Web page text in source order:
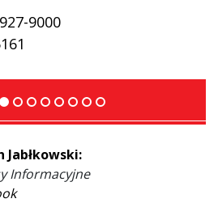
9000
Jabłkowski:
Informacyjne